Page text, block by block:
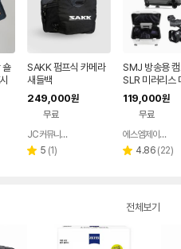
숄
SAKK 펌프식 카메라
새들백
249,000원
무료
JC커뮤니케이션
별 5 리
(1)
SMJ 방송용
SLR 미러리스
메라가방 20인
용캐리어 파티
119,000원
무료
에스엠제이 공식스토어
별 4.86 리
(22)
전체보기